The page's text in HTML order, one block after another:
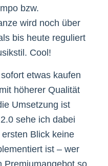
bzw.
wird noch über
bis heute reguliert
Cool!
etwas kaufen
höherer Qualität
Umsetzung ist
sehe ich dabei
Blick keine
ist – wer